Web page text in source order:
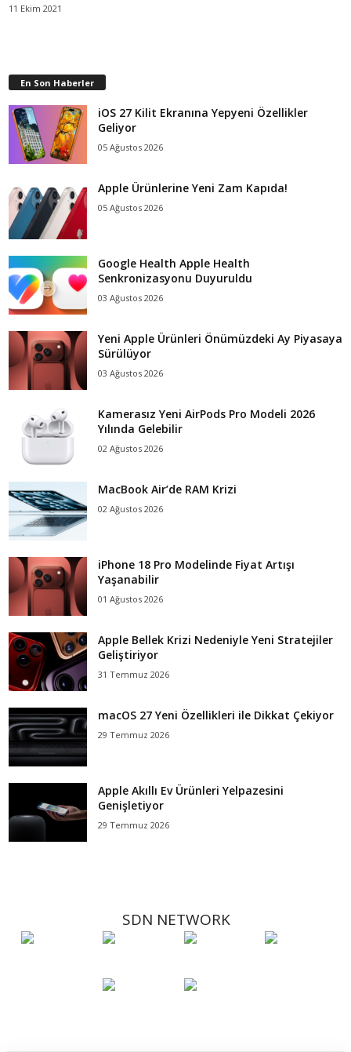
11 Ekim 2021
En Son Haberler
iOS 27 Kilit Ekranına Yepyeni Özellikler
Geliyor
05 Ağustos 2026
Apple Ürünlerine Yeni Zam Kapıda!
05 Ağustos 2026
Google Health Apple Health
Senkronizasyonu Duyuruldu
03 Ağustos 2026
Yeni Apple Ürünleri Önümüzdeki Ay Piyasaya
Sürülüyor
03 Ağustos 2026
Kamerasız Yeni AirPods Pro Modeli 2026
Yılında Gelebilir
02 Ağustos 2026
MacBook Air’de RAM Krizi
02 Ağustos 2026
iPhone 18 Pro Modelinde Fiyat Artışı
Yaşanabilir
01 Ağustos 2026
Apple Bellek Krizi Nedeniyle Yeni Stratejiler
Geliştiriyor
31 Temmuz 2026
macOS 27 Yeni Özellikleri ile Dikkat Çekiyor
29 Temmuz 2026
Apple Akıllı Ev Ürünleri Yelpazesini
Genişletiyor
29 Temmuz 2026
SDN NETWORK